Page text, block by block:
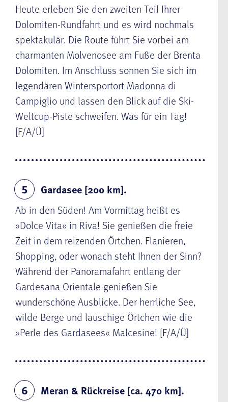
Heute erleben Sie den zweiten Teil Ihrer
Dolomiten-Rundfahrt und es wird nochmals
spektakulär. Die Route führt Sie vorbei am
charmanten Molvenosee am Fuße der Brenta
Dolomiten. Im Anschluss sonnen Sie sich im
legendären Wintersportort Madonna di
Campiglio und lassen den Blick auf die Ski-
Weltcup-Piste schweifen. Was für ein Tag!
[F/A/Ü]
5
Gardasee [200 km].
Ab in den Süden! Am Vormittag heißt es
»Dolce Vita« in Riva! Sie genießen die freie
Zeit in dem reizenden Örtchen. Flanieren,
Shopping, oder wonach steht Ihnen der Sinn?
Während der Panoramafahrt entlang der
Gardesana Orientale genießen Sie
wunderschöne Ausblicke. Der herrliche See,
wilde Berge und lauschige Örtchen wie die
»Perle des Gardasees« Malcesine! [F/A/Ü]
6
Meran & Rückreise [ca. 470 km].